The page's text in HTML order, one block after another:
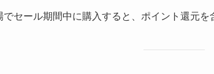
セール期間中に購入すると、ポイント還元を